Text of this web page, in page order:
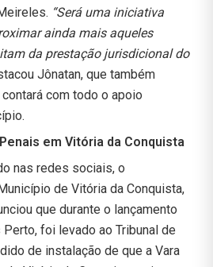
“Será uma iniciativa
ainda mais aqueles
da prestação jurisdicional do
Jônatan, que também
com todo o apoio
em Vitória da Conquista
nas redes sociais, o
de Vitória da Conquista,
que durante o lançamento
foi levado ao Tribunal de
de instalação de que a Vara